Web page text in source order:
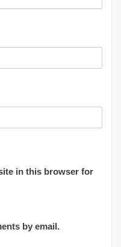
in this browser for
by email.